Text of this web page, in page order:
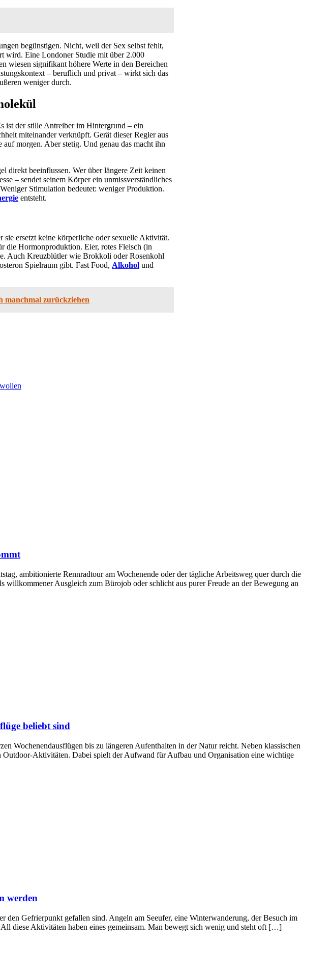
begünstigen. Nicht, weil der Sex selbst fehlt,
wird. Eine Londoner Studie mit über 2.000
wiesen signifikant höhere Werte in den Bereichen
– beruflich und privat – wirkt sich das
weniger durch.
ist der stille Antreiber im Hintergrund – ein
miteinander verknüpft. Gerät dieser Regler aus
morgen. Aber stetig. Und genau das macht ihn
direkt beeinflussen. Wer über längere Zeit keinen
– sendet seinem Körper ein unmissverständliches
Stimulation bedeutet: weniger Produktion.
entsteht.
sie ersetzt keine körperliche oder sexuelle Aktivität.
die Hormonproduktion. Eier, rotes Fleisch (in
Auch Kreuzblütler wie Brokkoli oder Rosenkohl
Spielraum gibt. Fast Food, Alkohol und
manchmal zurückziehen
ambitionierte Rennradtour am Wochenende oder der tägliche Arbeitsweg quer durch die
willkommener Ausgleich zum Bürojob oder schlicht aus purer Freude an der Bewegung an
beliebt sind
Wochenendausflügen bis zu längeren Aufenthalten in der Natur reicht. Neben klassischen
Outdoor-Aktivitäten. Dabei spielt der Aufwand für Aufbau und Organisation eine wichtige
werden
den Gefrierpunkt gefallen sind. Angeln am Seeufer, eine Winterwanderung, der Besuch im
diese Aktivitäten haben eines gemeinsam. Man bewegt sich wenig und steht oft […]